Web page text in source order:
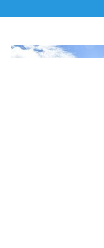
いての内容を見て、看護師